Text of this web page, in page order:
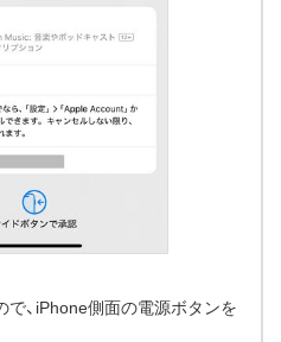
、iPhone側面の電源ボタンを